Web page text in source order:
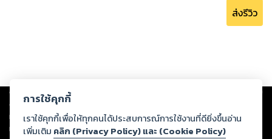
ส่งรีวิว
Copyright © 2026
ต่อผลงานหรือเนื้อหาใดที่อัปโหลดผ่านเว็บไซต์และปรากฏว่าละเมิดสิทธิใน
ทรัพย์สินทางปัญญาของบุคคลอื่นหรือขัดต่อกฎหมายและศีลธรรม ดังนั้น ผู้อ่าน
ทุกท่านโปรดใช้วิจารณญาณในการกลั่นกรองด้วยตนเอง และหากท่านพบว่าส่วน
การใช้คุกกี้
เราใช้คุกกี้เพื่อให้ทุกคนได้ประสบการณ์การใช้งานที่ดียิ่งขึ้นอ่าน
เพิ่มเติม คลิก (Privacy Policy) และ (Cookie Policy)